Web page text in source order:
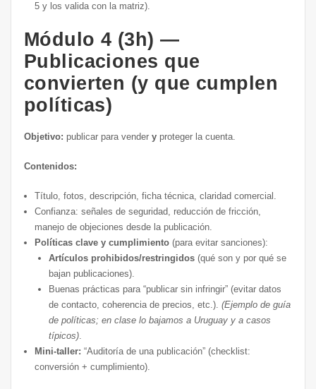
5 y los valida con la matriz).
Módulo 4 (3h) —
Publicaciones que
convierten (y que cumplen
políticas)
Objetivo: publicar para vender yproteger la cuenta.
Contenidos:
Título, fotos, descripción, ficha técnica, claridad comercial.
Confianza: señales de seguridad, reducción de fricción,
manejo de objeciones desde la publicación.
Políticas clave y cumplimiento(para evitar sanciones):
Artículos prohibidos/restringidos (qué son y por qué se
bajan publicaciones).
Buenas prácticas para “publicar sin infringir” (evitar datos
de contacto, coherencia de precios, etc.).(Ejemplo de guía
de políticas; en clase lo bajamos a Uruguay y a casos
típicos).
Mini-taller: “Auditoría de una publicación” (checklist:
conversión + cumplimiento).